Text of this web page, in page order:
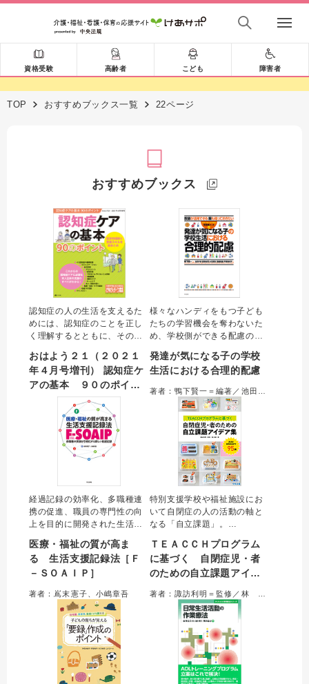
資格受験 高齢者 こども 障害者
TOP おすすめブックス一覧 22ページ
おすすめブックス
認知症の人の生活を支えるた
めには、認知症のことを正し
く理解するとともに、その人
ることが必要です。
本人主体の支援に必要な知識
とスキルを、コミュニケーシ
ョン、アセスメント、環境整
備、看取りケア、チームケア
など幅広い視点から整理しま
おはよう２１（２０２１
年４月号増刊） 認知症ケ
アの基本 ９０のポイン
ト 医学的理解と支援ス
キルを総まとめ
様々なハンディをもつ子ども
たちの学習機会を奪わないた
め、学校側ができる配慮の方
発達が気になる子の学校
生活における合理的配慮
経過記録の効率化、多職種連
携の促進、職員の専門性の向
上を目的に開発された生活支
Ｆ－ＳＯＡＩＰ（焦点、主観
的情報、客観的情報、判断、
介入・実践、計画）の６つの
き方、実践方法について、よ
くある場面を例に解説する。
医療・福祉の質が高ま
る 生活支援記録法［Ｆ
－ＳＯＡＩＰ］
著者：嶌末憲子、小嶋章吾
特別支援学校や福祉施設にお
いて自閉症の人の活動の軸と
なる「自立課題」。
ムに基づいて、身近で手軽な
素材を使った作り方を紹介。
さらに、日常生活での活用方
数多くのアイデアを紹介する
ことで、個別性に応じたかか
わりを支援する。
ＴＥＡＣＣＨプログラム
に基づく 自閉症児・者
のための自立課題アイデ
９５例